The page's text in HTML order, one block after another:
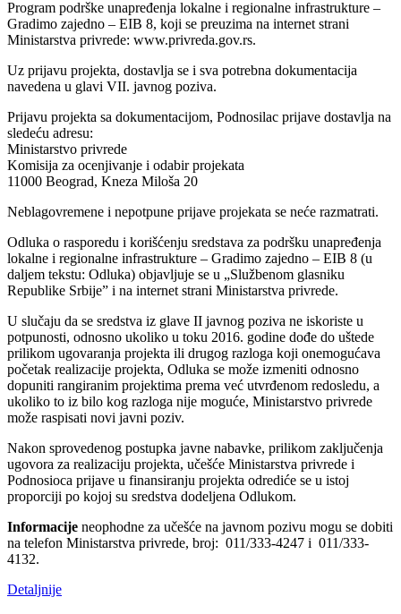
Program podrške unapređenja lokalne i regionalne infrastrukture –
Gradimo zajedno – EIB 8, koji se preuzima na internet strani
Ministarstva privrede: www.privreda.gov.rs.
Uz prijavu projekta, dostavlja se i sva potrebna dokumentacija
navedena u glavi VII. javnog poziva.
Prijavu projekta sa dokumentacijom, Podnosilac prijave dostavlja na
sledeću adresu:
Ministarstvo privrede
Komisija za ocenjivanje i odabir projekata
11000 Beograd, Kneza Miloša 20
Neblagovremene i nepotpune prijave projekata se neće razmatrati.
Odluka o rasporedu i korišćenju sredstava za podršku unapređenja
lokalne i regionalne infrastrukture – Gradimo zajedno – EIB 8 (u
daljem tekstu: Odluka) objavljuje se u „Službenom glasniku
Republike Srbije” i na internet strani Ministarstva privrede.
U slučaju da se sredstva iz glave II javnog poziva ne iskoriste u
potpunosti, odnosno ukoliko u toku 2016. godine dođe do uštede
prilikom ugovaranja projekta ili drugog razloga koji onemogućava
početak realizacije projekta, Odluka se može izmeniti odnosno
dopuniti rangiranim projektima prema već utvrđenom redosledu, a
ukoliko to iz bilo kog razloga nije moguće, Ministarstvo privrede
može raspisati novi javni poziv.
Nakon sprovedenog postupka javne nabavke, prilikom zaključenja
ugovora za realizaciju projekta, učešće Ministarstva privrede i
Podnosioca prijave u finansiranju projekta odrediće se u istoj
proporciji po kojoj su sredstva dodeljena Odlukom.
Informacije neophodne za učešće na javnom pozivu mogu se dobiti
na telefon Ministarstva privrede, broj: 011/333-4247 i 011/333-
4132.
Detaljnije